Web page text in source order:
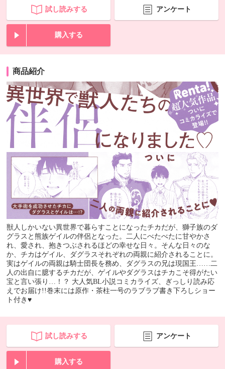
試し読みする アンケート
購入する
商品紹介
獣人しかいない異世界で暮らすことになったチカだが、獅子族のダ
グラスと熊族ゲイルの伴侶となった。二人にべたべたに甘やかさ
れ、愛され、抱きつぶされるほどの幸せな日々。そんな日々のな
か、チカはゲイル、ダグラスそれぞれの両親に紹介されることに。
実はゲイルの両親は騎士団長を務め、ダグラスの兄は現国王……二
人の出自に臆するチカだが、ゲイルやダグラスはチカこそ得がたい
宝と言い張り…！？ 大人気BL小説コミカライズ、ぎっしり読み応
えでお届け!!巻末には原作・茶柱一号のラブラブ書き下ろしショー
ト付き♥
試し読みする アンケート
購入する